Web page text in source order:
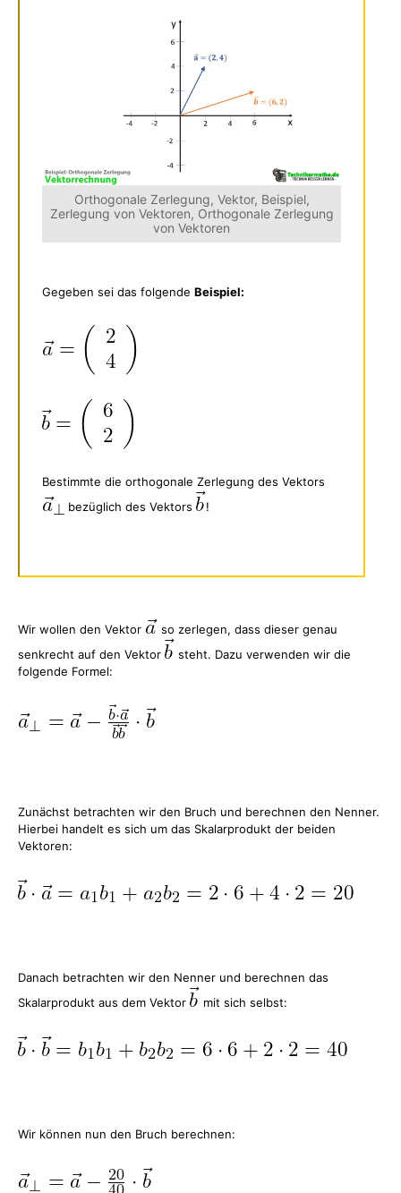
Orthogonale Zerlegung, Vektor, Beispiel,
Zerlegung von Vektoren, Orthogonale Zerlegung
von Vektoren
Gegeben sei das folgende Beispiel:
Bestimmte die orthogonale Zerlegung des Vektors
bezüglich des Vektors
!
Wir wollen den Vektor
so zerlegen, dass dieser genau
senkrecht auf den Vektor
steht. Dazu verwenden wir die
folgende Formel:
Zunächst betrachten wir den Bruch und berechnen den Nenner.
Hierbei handelt es sich um das Skalarprodukt der beiden
Vektoren:
Danach betrachten wir den Nenner und berechnen das
Skalarprodukt aus dem Vektor
mit sich selbst:
Wir können nun den Bruch berechnen: